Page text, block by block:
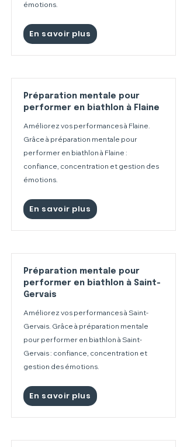
émotions.
En savoir plus
Préparation mentale pour
performer en biathlon à Flaine
Améliorez vos performances à Flaine.
Grâce à préparation mentale pour
performer en biathlon à Flaine :
confiance, concentration et gestion des
émotions.
En savoir plus
Préparation mentale pour
performer en biathlon à Saint-
Gervais
Améliorez vos performances à Saint-
Gervais. Grâce à préparation mentale
pour performer en biathlon à Saint-
Gervais : confiance, concentration et
gestion des émotions.
En savoir plus